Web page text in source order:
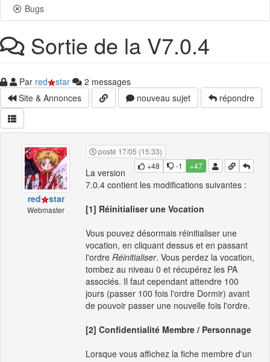
Bugs
Sortie de la V7.0.4
Par red star
2 messages
Site & Annonces
nouveau sujet répondre
red star
Webmaster
posté 17/05 (15:33)
+48
-1 +47
La version
7.0.4 contient les modifications suivantes :
[1] Réinitialiser une Vocation
Vous pouvez désormais réinitialiser une
vocation, en cliquant dessus et en passant
l'ordre Réinitialiser. Vous perdez la vocation,
tombez au niveau 0 et récupérez les PA
associés. Il faut cependant attendre 100
jours (passer 100 fois l'ordre Dormir) avant
de pouvoir passer une nouvelle fois l'ordre.
[2] Confidentialité Membre / Personnage
Lorsque vous affichez la fiche membre d'un